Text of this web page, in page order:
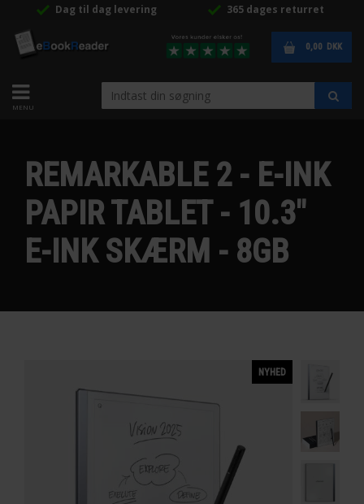
Dag til dag levering 365 dages returret
0,00 DKK
REMARKABLE 2 - E-INK
PAPIR TABLET - 10.3"
E-INK SKÆRM - 8GB
NYHED